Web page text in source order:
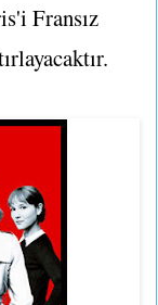
Fransız